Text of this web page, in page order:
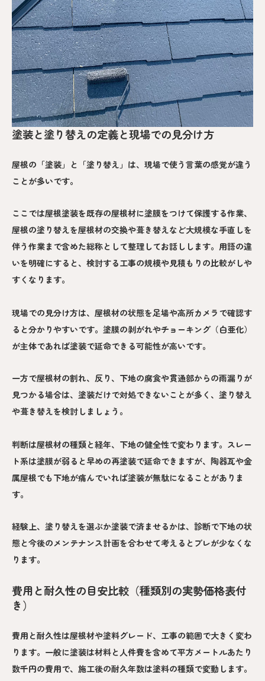
塗装と塗り替えの定義と現場での見分け方
屋根の「塗装」と「塗り替え」は、現場で使う言葉の感覚が違う
ことが多いです。
ここでは屋根塗装を既存の屋根材に塗膜をつけて保護する作業、
屋根の塗り替えを屋根材の交換や葺き替えなど大規模な手直しを
伴う作業まで含めた総称として整理してお話しします。用語の違
いを明確にすると、検討する工事の規模や見積もりの比較がしや
すくなります。
現場での見分け方は、屋根材の状態を足場や高所カメラで確認す
ると分かりやすいです。塗膜の剥がれやチョーキング（白亜化）
が主体であれば塗装で延命できる可能性が高いです。
一方で屋根材の割れ、反り、下地の腐食や貫通部からの雨漏りが
見つかる場合は、塗装だけで対処できないことが多く、塗り替え
や葺き替えを検討しましょう。
判断は屋根材の種類と経年、下地の健全性で変わります。スレー
ト系は塗膜が弱ると早めの再塗装で延命できますが、陶器瓦や金
属屋根でも下地が痛んでいれば塗装が無駄になることがありま
す。
経験上、塗り替えを選ぶか塗装で済ませるかは、診断で下地の状
態と今後のメンテナンス計画を合わせて考えるとブレが少なくな
ります。
費用と耐久性の目安比較（種類別の実勢価格表付
き）
費用と耐久性は屋根材や塗料グレード、工事の範囲で大きく変わ
ります。一般に塗装は材料と人件費を含めて平方メートルあたり
数千円の費用で、施工後の耐久年数は塗料の種類で変動します。